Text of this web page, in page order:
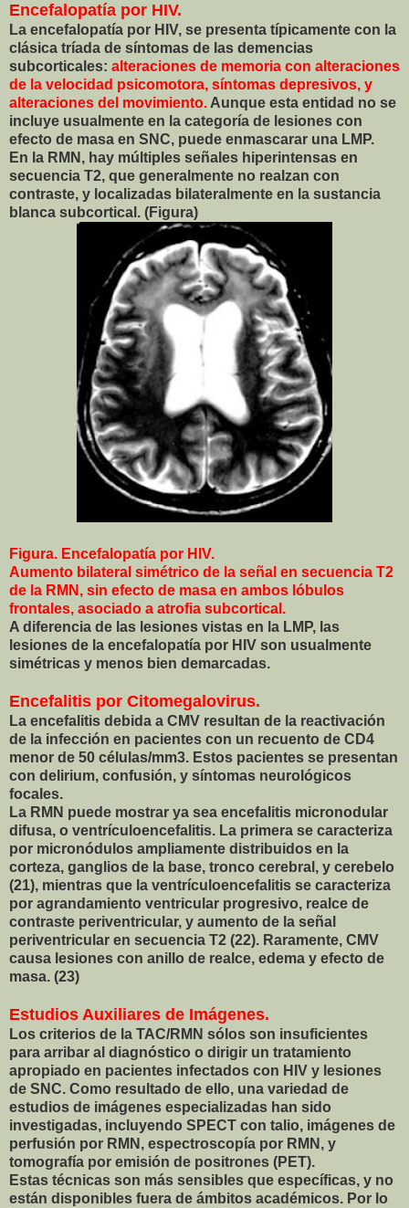
Encefalopatía por HIV.
La encefalopatía por HIV, se presenta típicamente con la
clásica tríada de síntomas de las demencias
subcorticales: alteraciones de memoria con alteraciones
de la velocidad psicomotora, síntomas depresivos, y
alteraciones del movimiento. Aunque esta entidad no se
incluye usualmente en la categoría de lesiones con
efecto de masa en SNC, puede enmascarar una LMP.
En la RMN, hay múltiples señales hiperintensas en
secuencia T2, que generalmente no realzan con
contraste, y localizadas bilateralmente en la sustancia
blanca subcortical. (Figura)
Figura. Encefalopatía por HIV.
Aumento bilateral simétrico de la señal en secuencia T2
de la RMN, sin efecto de masa en ambos lóbulos
frontales, asociado a atrofia subcortical.
A diferencia de las lesiones vistas en la LMP, las
lesiones de la encefalopatía por HIV son usualmente
simétricas y menos bien demarcadas.
Encefalitis por Citomegalovirus.
La encefalitis debida a CMV resultan de la reactivación
de la infección en pacientes con un recuento de CD4
menor de 50 células/mm3. Estos pacientes se presentan
con delirium, confusión, y síntomas neurológicos
focales.
La RMN puede mostrar ya sea encefalitis micronodular
difusa, o ventrículoencefalitis. La primera se caracteriza
por micronódulos ampliamente distribuidos en la
corteza, ganglios de la base, tronco cerebral, y cerebelo
(21), mientras que la ventrículoencefalitis se caracteriza
por agrandamiento ventricular progresivo, realce de
contraste periventricular, y aumento de la señal
periventricular en secuencia T2 (22). Raramente, CMV
causa lesiones con anillo de realce, edema y efecto de
masa. (23)
Estudios Auxiliares de Imágenes.
Los criterios de la TAC/RMN sólos son insuficientes
para arribar al diagnóstico o dirigir un tratamiento
apropiado en pacientes infectados con HIV y lesiones
de SNC. Como resultado de ello, una variedad de
estudios de imágenes especializadas han sido
investigadas, incluyendo SPECT con talio, imágenes de
perfusión por RMN, espectroscopía por RMN, y
tomografía por emisión de positrones (PET).
Estas técnicas son más sensibles que específicas, y no
están disponibles fuera de ámbitos académicos. Por lo